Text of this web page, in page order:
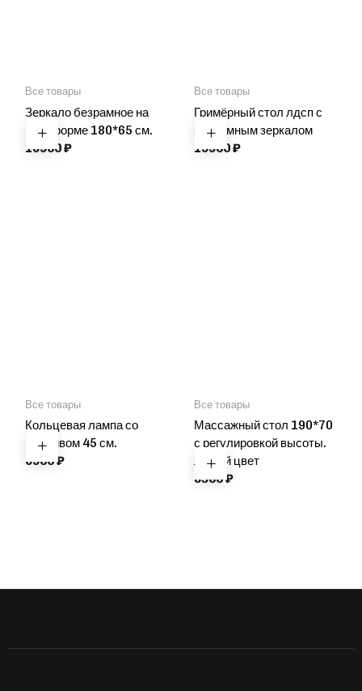
Все товары
Зеркало безрамное на
платформе 180*65 см.
16900₽
Все товары
Гримёрный стол лдсп с
безрамным зеркалом
19900₽
Все товары
Кольцевая лампа со
штативом 45 см.
6900₽
Все товары
Массажный стол 190*70
с регулировкой высоты.
Любой цвет
8500₽